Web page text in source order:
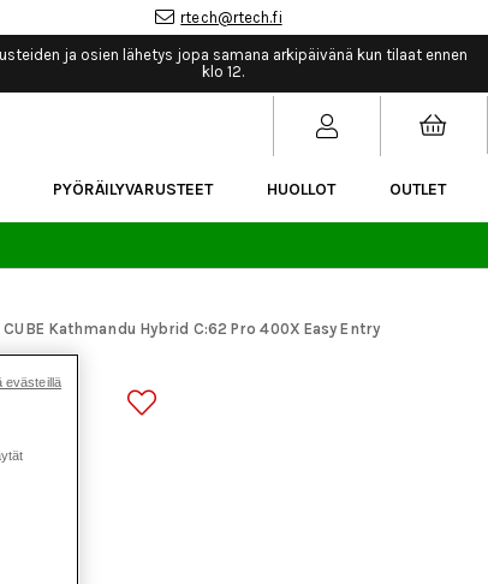
rtech@rtech.fi
ja osien lähetys jopa samana arkipäivänä kun tilaat ennen
klo 12.
PYÖRÄILYVARUSTEET HUOLLOT OUTLET
CUBE Kathmandu Hybrid C:62 Pro 400X Easy Entry
evästeillä